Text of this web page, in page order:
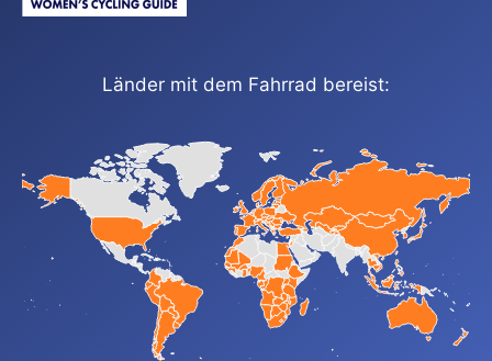
Länder mit dem Fahrrad bereist: